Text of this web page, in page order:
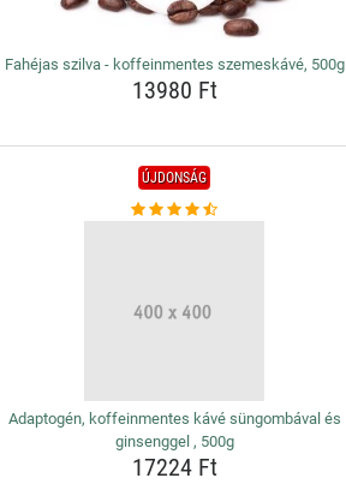
Fahéjas szilva - koffeinmentes szemeskávé, 500g
13980 Ft
ÚJDONSÁG
Adaptogén, koffeinmentes kávé süngombával és
ginsenggel , 500g
17224 Ft